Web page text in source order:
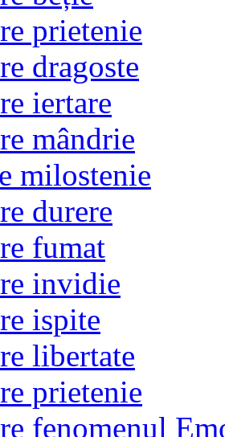
prietenie
dragoste
iertare
mândrie
milostenie
durere
fumat
invidie
ispite
libertate
prietenie
fenomenul